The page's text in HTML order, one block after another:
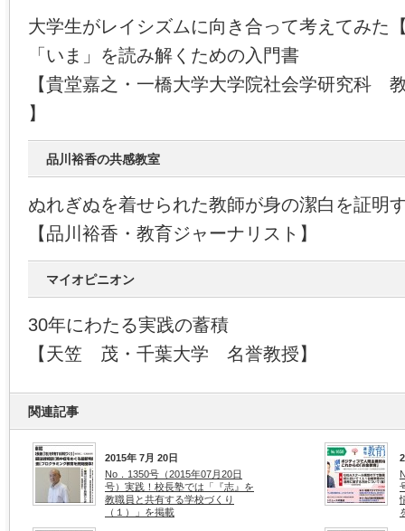
大学生がレイシズムに向き合って考えてみ
「いま」を読み解くための入門書
【貴堂嘉之・一橋大学大学院社会学研究科
】
品川裕香の共感教室
ぬれぎぬを着せられた教師が身の潔白を証明
【品川裕香・教育ジャーナリスト】
マイオピニオン
30年にわたる実践の蓄積
【天笠 茂・千葉大学 名誉教授】
関連記事
2015年 7月 20日
No．1350号（2015年07月20日
号）実践！校長塾では「『志』を
教職員と共有する学校づくり
（１）」を掲載